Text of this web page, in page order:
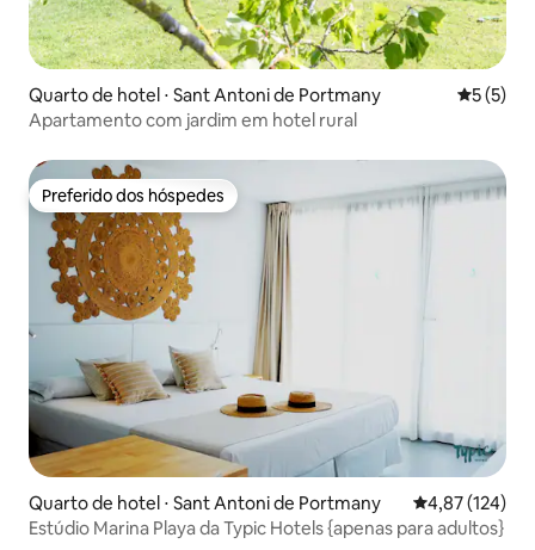
Quarto de hotel ⋅ Sant Antoni de Portmany 5 de
5 (5)
Apartamento com jardim em hotel rural
Preferido dos hóspedes
Preferido dos hóspedes
Quarto de hotel ⋅ Sant Antoni de Portmany 4,87 de uma
4,87 (124)
Estúdio Marina Playa da Typic Hotels {apenas para adultos}